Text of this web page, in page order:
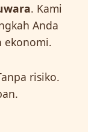
. Kami
Anda
ekonomi.
risiko.